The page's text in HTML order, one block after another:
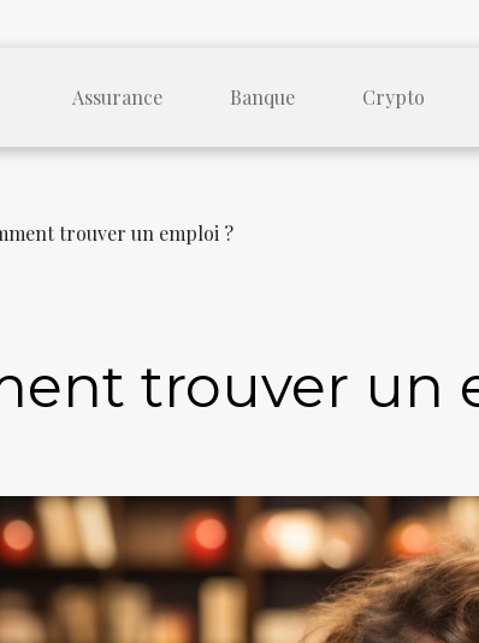
Assurance Banque Crypto
trouver un emploi ?
trouver un